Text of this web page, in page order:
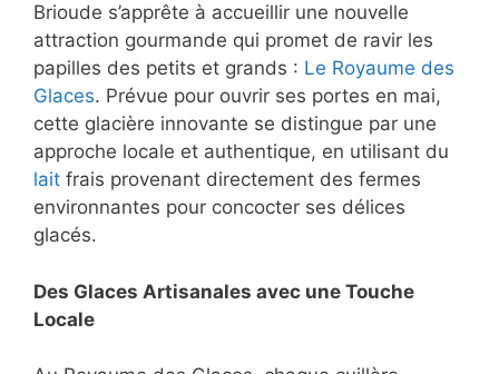
Brioude s’apprête à accueillir une nouvelle
attraction gourmande qui promet de ravir les
papilles des petits et grands : Le Royaume des
Glaces. Prévue pour ouvrir ses portes en mai,
cette glacière innovante se distingue par une
approche locale et authentique, en utilisant du
lait frais provenant directement des fermes
environnantes pour concocter ses délices
glacés.
Des Glaces Artisanales avec une Touche
Locale